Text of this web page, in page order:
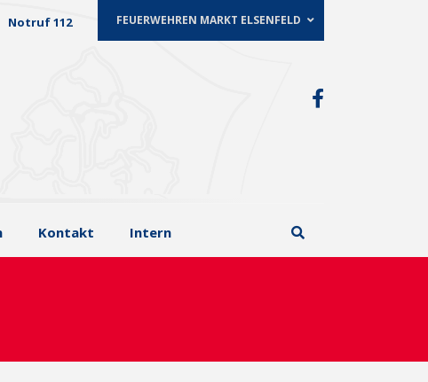
FEUERWEHREN MARKT ELSENFELD
Notruf 112
Kontakt Intern